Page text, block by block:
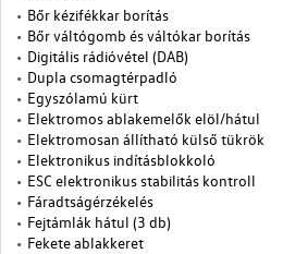
Bőr kézifékkar borítás
Bőr váltógomb és váltókar borítás
Digitális rádióvétel (DAB)
Dupla csomagtérpadló
Egyszólamú kürt
Elektromos ablakemelők elöl/hátul
Elektromosan állítható külső tükrök
Elektronikus indításblokkoló
ESC elektronikus stabilitás kontroll
Fáradtságérzékelés
Fejtámlák hátul (3 db)
Fekete ablakkeret